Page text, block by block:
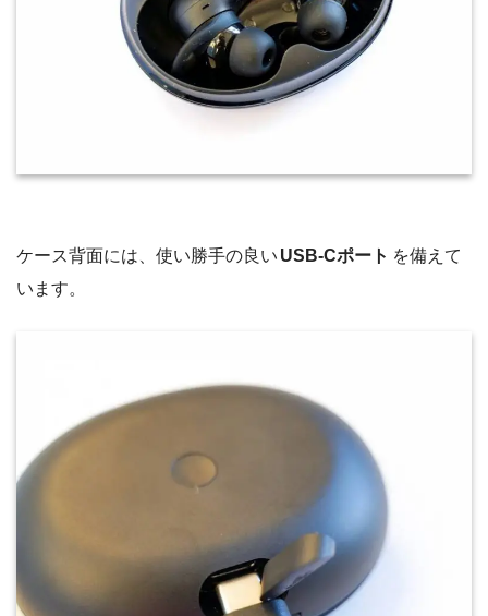
ケース背面には、使い勝手の良い USB-Cポート を備えて
います。